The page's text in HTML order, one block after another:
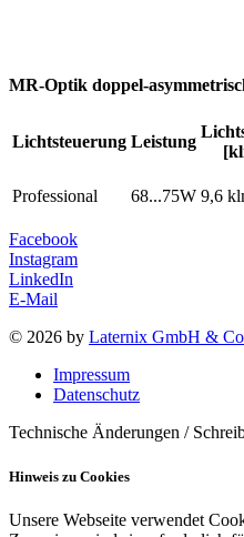
MR-Optik doppel-
Lichtsteuerung Leistung
Professional 68...75W 9,6
Facebook
Instagram
LinkedIn
E-Mail
© 2026 by Laternix GmbH &
Impressum
Datenschutz
Technische Änderungen /
Hinweis zu Cookies
Unsere Webseite verwendet